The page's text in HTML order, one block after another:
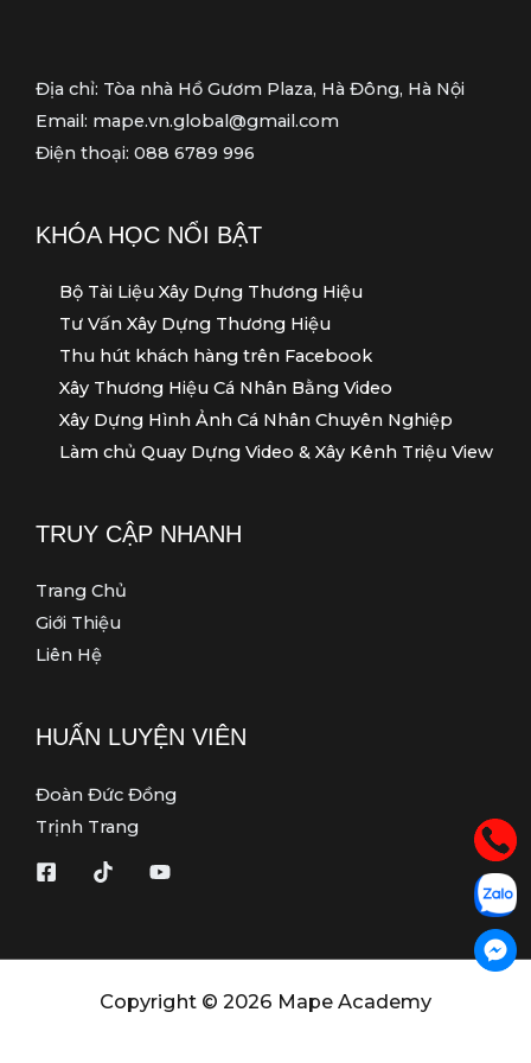
Địa chỉ: Tòa nhà Hồ Gươm Plaza, Hà Đông, Hà Nội
Email: mape.vn.global@gmail.com
Điện thoại: 088 6789 996
KHÓA HỌC NỔI BẬT
Bộ Tài Liệu Xây Dựng Thương Hiệu
Tư Vấn Xây Dựng Thương Hiệu
Thu hút khách hàng trên Facebook
Xây Thương Hiệu Cá Nhân Bằng Video
Xây Dựng Hình Ảnh Cá Nhân Chuyên Nghiệp
Làm chủ Quay Dựng Video & Xây Kênh Triệu View
TRUY CẬP NHANH
Trang Chủ
Giới Thiệu
Liên Hệ
HUẤN LUYỆN VIÊN
Đoàn Đức Đồng
Trịnh Trang
Copyright © 2026 Mape Academy